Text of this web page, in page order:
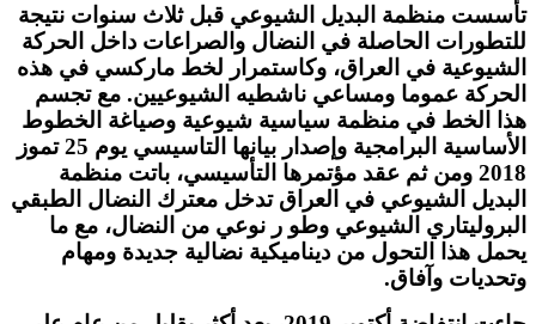
تأسست منظمة البديل الشيوعي قبل ثلاث سنوات نتيجة
للتطورات الحاصلة في النضال والصراعات داخل الحركة
الشيوعية في العراق، وكاستمرار لخط ماركسي في هذه
الحركة عموما ومساعي ناشطيه الشيوعيين. مع تجسم
هذا الخط في منظمة سياسية شيوعية وصياغة الخطوط
الأساسية البرامجية وإصدار بيانها التاسيسي يوم 25 تموز
2018 ومن ثم عقد مؤتمرها التأسيسي، باتت منظمة
البديل الشيوعي في العراق تدخل معترك النضال الطبقي
البروليتاري الشيوعي وطو ر نوعي من النضال، مع ما
يحمل هذا التحول من ديناميكية نضالية جديدة ومهام
وتحديات وآفاق.